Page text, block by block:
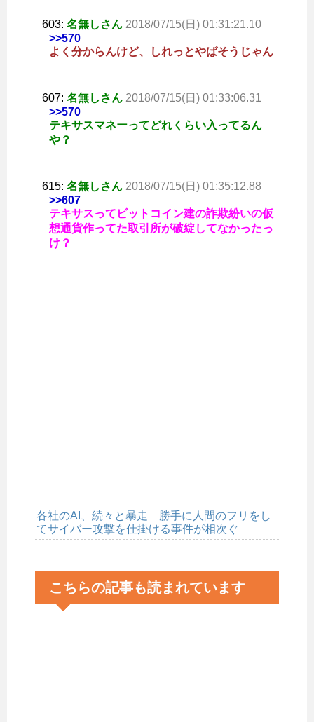
603: 名無しさん 2018/07/15(日) 01:31:21.10
>>570
よく分からんけど、しれっとやばそうじゃん
607: 名無しさん 2018/07/15(日) 01:33:06.31
>>570
テキサスマネーってどれくらい入ってるん
や？
615: 名無しさん 2018/07/15(日) 01:35:12.88
>>607
テキサスってビットコイン建の詐欺紛いの仮
想通貨作ってた取引所が破綻してなかったっ
け？
各社のAI、続々と暴走 勝手に人間のフリをし
てサイバー攻撃を仕掛ける事件が相次ぐ
こちらの記事も読まれています